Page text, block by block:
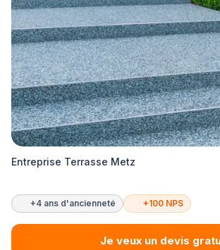
Entreprise Terrasse Metz
+4 ans d'ancienneté +100 NPS
Je veux un devis